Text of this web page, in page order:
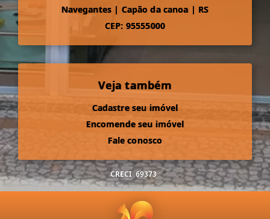
Navegantes | Capão da canoa | RS
CEP: 95555000
Veja também
Cadastre seu imóvel
Encomende seu imóvel
Fale conosco
CRECI 69373